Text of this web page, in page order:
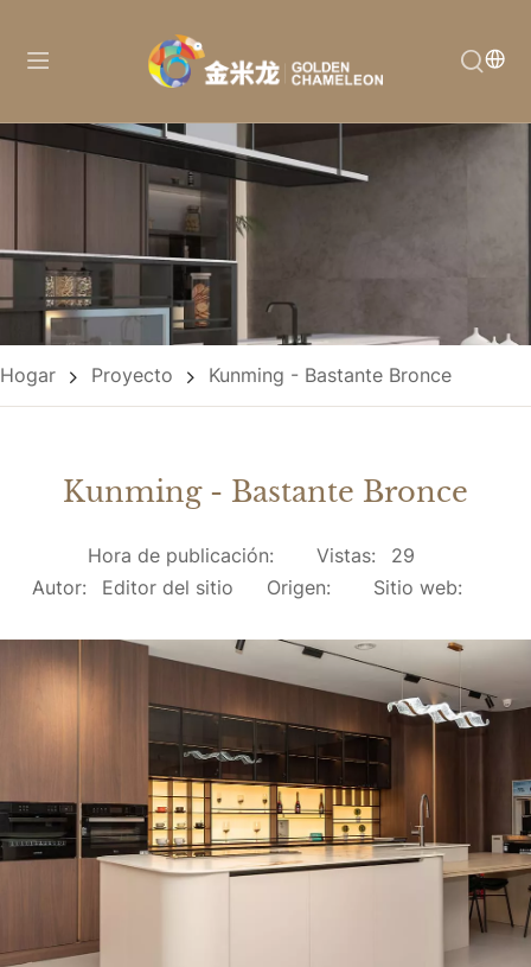
Hogar Proyecto Kunming - Bastante Bronce
Kunming - Bastante Bronce
Hora de publicación: Vistas:
29
Autor:
Editor del sitio Origen: Sitio web: